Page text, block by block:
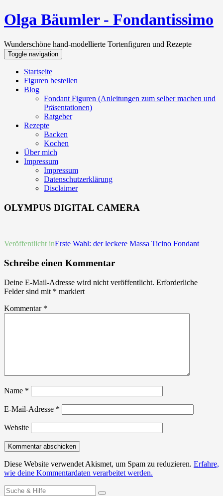
Olga Bäumler - Fondantissimo
Wunderschöne hand-modellierte Tortenfiguren und Rezepte
Toggle navigation
Startseite
Figuren bestellen
Blog
Fondant Figuren (Anleitungen zum selber machen und
Präsentationen)
Ratgeber
Rezepte
Backen
Kochen
Über mich
Impressum
Impressum
Datenschutzerklärung
Disclaimer
OLYMPUS DIGITAL CAMERA
Beitrags-
Veröffentlicht inErste Wahl: der leckere Massa Ticino Fondant
Schreibe einen Kommentar
Deine E-Mail-Adresse wird nicht veröffentlicht. Erforderliche
Felder sind mit * markiert
Kommentar *
Name *
E-Mail-Adresse *
Website
Diese Website verwendet Akismet, um Spam zu reduzieren. Erfahre,
wie deine Kommentardaten verarbeitet werden.
Suchen